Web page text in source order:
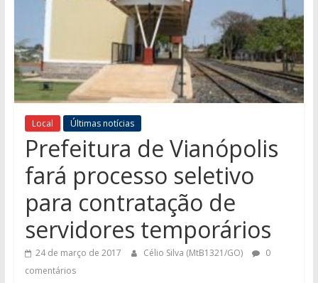
Local Últimas notícias
Prefeitura de Vianópolis
fará processo seletivo
para contratação de
servidores temporários
24 de março de 2017 Célio Silva (MtB1321/GO)
0
comentários